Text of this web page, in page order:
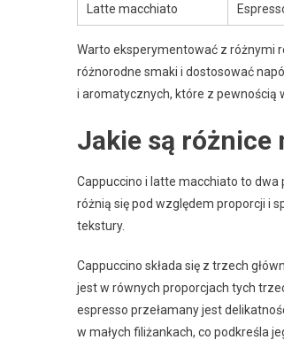
Latte macchiato
Warto eksperymentować z różnymi
różnorodne smaki i dostosować
i aromatycznych, które z pewnością
Jakie są różnice
Cappuccino i latte macchiato to dwa
różnią się pod względem proporcji i
tekstury.
Cappuccino składa się z trzech
jest w równych proporcjach tych
espresso przełamany jest
w małych filiżankach, co podkreśla